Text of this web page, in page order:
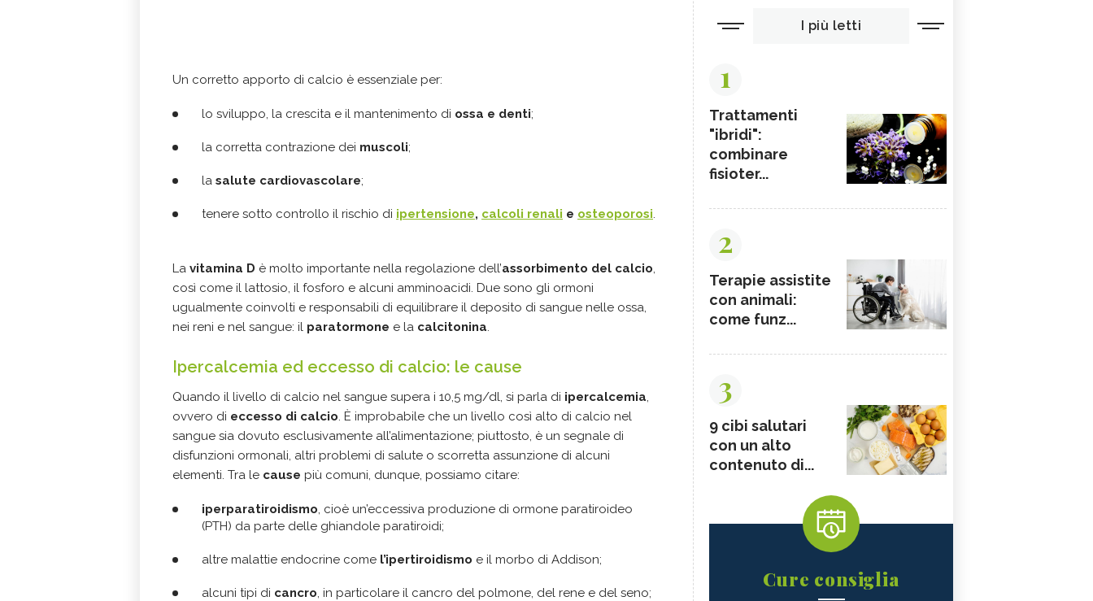
Un corretto apporto di calcio è essenziale per:
lo sviluppo, la crescita e il mantenimento di ossa e denti;
la corretta contrazione dei muscoli;
la salute cardiovascolare;
tenere sotto controllo il rischio di ipertensione, calcoli renali e osteoporosi.
La vitamina D è molto importante nella regolazione dell’assorbimento del calcio,
così come il lattosio, il fosforo e alcuni amminoacidi. Due sono gli ormoni
ugualmente coinvolti e responsabili di equilibrare il deposito di sangue nelle ossa,
nei reni e nel sangue: il paratormone e la calcitonina.
Ipercalcemia ed eccesso di calcio: le cause
Quando il livello di calcio nel sangue supera i 10,5 mg/dl, si parla di ipercalcemia,
ovvero di eccesso di calcio. È improbabile che un livello così alto di calcio nel
sangue sia dovuto esclusivamente all’alimentazione; piuttosto, è un segnale di
disfunzioni ormonali, altri problemi di salute o scorretta assunzione di alcuni
elementi. Tra le cause più comuni, dunque, possiamo citare:
iperparatiroidismo, cioè un’eccessiva produzione di ormone paratiroideo
(PTH) da parte delle ghiandole paratiroidi;
altre malattie endocrine come l’ipertiroidismo e il morbo di Addison;
alcuni tipi di cancro, in particolare il cancro del polmone, del rene e del seno;
I più letti
1
Trattamenti
"ibridi":
combinare
fisioter...
2
Terapie assistite
con animali:
come funz...
3
9 cibi salutari
con un alto
contenuto di...
Cure consiglia